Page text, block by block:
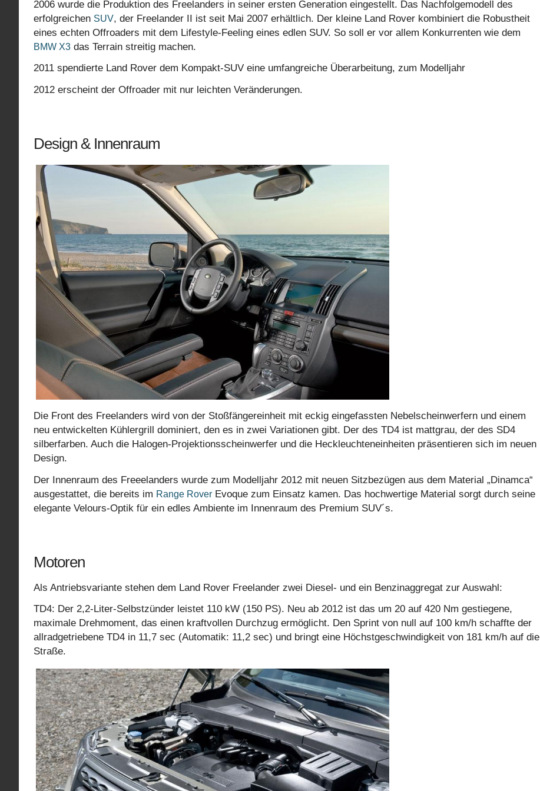
2006 wurde die Produktion des Freelanders in seiner ersten Generation eingestellt. Das Nachfolgemodell des
erfolgreichen SUV, der Freelander II ist seit Mai 2007 erhältlich. Der kleine Land Rover kombiniert die Robustheit
eines echten Offroaders mit dem Lifestyle-Feeling eines edlen SUV. So soll er vor allem Konkurrenten wie dem
BMW X3 das Terrain streitig machen.
2011 spendierte Land Rover dem Kompakt-SUV eine umfangreiche Überarbeitung, zum Modelljahr
2012 erscheint der Offroader mit nur leichten Veränderungen.
Design & Innenraum
Die Front des Freelanders wird von der Stoßfängereinheit mit eckig eingefassten Nebelscheinwerfern und einem
neu entwickelten Kühlergrill dominiert, den es in zwei Variationen gibt. Der des TD4 ist mattgrau, der des SD4
silberfarben. Auch die Halogen-Projektionsscheinwerfer und die Heckleuchteneinheiten präsentieren sich im neuen
Design.
Der Innenraum des Freeelanders wurde zum Modelljahr 2012 mit neuen Sitzbezügen aus dem Material „Dinamca“
ausgestattet, die bereits im Range Rover Evoque zum Einsatz kamen. Das hochwertige Material sorgt durch seine
elegante Velours-Optik für ein edles Ambiente im Innenraum des Premium SUV´s.
Motoren
Als Antriebsvariante stehen dem Land Rover Freelander zwei Diesel- und ein Benzinaggregat zur Auswahl:
TD4: Der 2,2-Liter-Selbstzünder leistet 110 kW (150 PS). Neu ab 2012 ist das um 20 auf 420 Nm gestiegene,
maximale Drehmoment, das einen kraftvollen Durchzug ermöglicht. Den Sprint von null auf 100 km/h schaffte der
allradgetriebene TD4 in 11,7 sec (Automatik: 11,2 sec) und bringt eine Höchstgeschwindigkeit von 181 km/h auf die
Straße.